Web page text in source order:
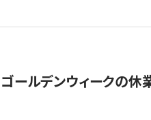
ゴールデンウィークの休